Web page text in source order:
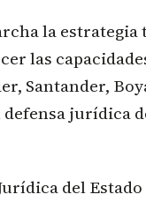
la
las
Santander,
jurídica
del